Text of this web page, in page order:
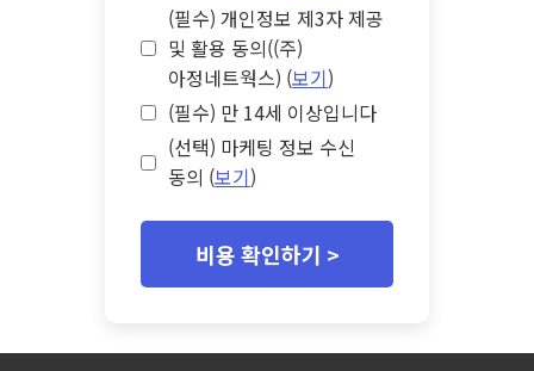
(필수) 개인정보 제3자 제공
및 활용 동의((주)
아정네트웍스) (보기)
(필수) 만 14세 이상입니다
(선택) 마케팅 정보 수신
동의 (보기)
비용 확인하기 >